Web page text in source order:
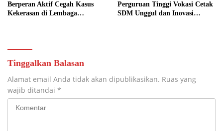
Berperan Aktif Cegah Kasus
Kekerasan di Lembaga
Perguruan Tinggi Vokasi Cetak
SDM Unggul dan Inovasi
Tinggalkan Balasan
Alamat email Anda tidak akan dipublikasikan. Ruas yang
wajib ditandai *